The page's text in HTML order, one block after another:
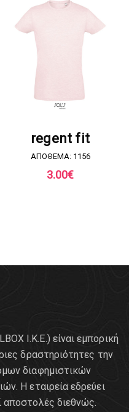
regent fit
ΑΠΟΘΕΜΑ: 1156
3.00€
Ι.Κ.Ε.) είναι εμπορική
δραστηριότητες την
διαφημιστικών
Η εταιρεία εδρεύει
αποστολές διεθνώς.